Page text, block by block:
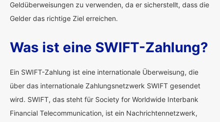
Geldüberweisungen zu verwenden, da er sicherstellt, dass die
Gelder das richtige Ziel erreichen.
Was ist eine SWIFT-Zahlung?
Ein SWIFT-Zahlung ist eine internationale Überweisung, die
über das internationale Zahlungsnetzwerk SWIFT gesendet
wird. SWIFT, das steht für Society for Worldwide Interbank
Financial Telecommunication, ist ein Nachrichtennetzwerk,